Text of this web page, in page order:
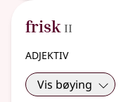
frisk 2
II
adjektiv
Vis bøying